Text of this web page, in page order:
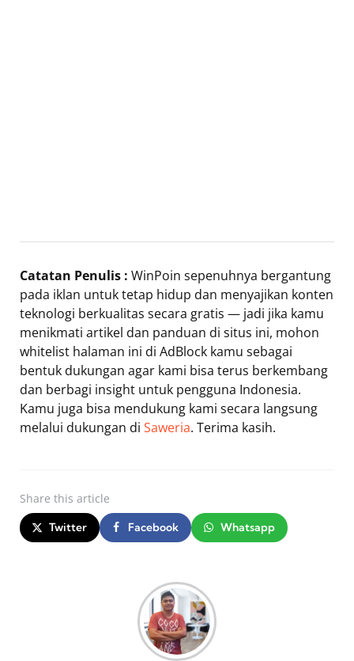
Catatan Penulis : WinPoin sepenuhnya bergantung
pada iklan untuk tetap hidup dan menyajikan konten
teknologi berkualitas secara gratis — jadi jika kamu
menikmati artikel dan panduan di situs ini, mohon
whitelist halaman ini di AdBlock kamu sebagai
bentuk dukungan agar kami bisa terus berkembang
dan berbagi insight untuk pengguna Indonesia.
Kamu juga bisa mendukung kami secara langsung
melalui dukungan di Saweria. Terima kasih.
Share this article
Twitter Facebook Whatsapp